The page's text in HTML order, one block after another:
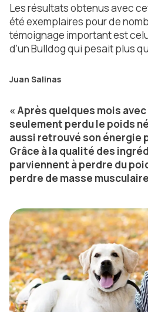
Les résultats obtenus avec
été exemplaires pour de
témoignage important est
d'un Bulldog qui pesait plus
Juan Salinas
« Après quelques mois
seulement perdu le poids
aussi retrouvé son énergie
Grâce à la qualité des
parviennent à perdre du
perdre de masse